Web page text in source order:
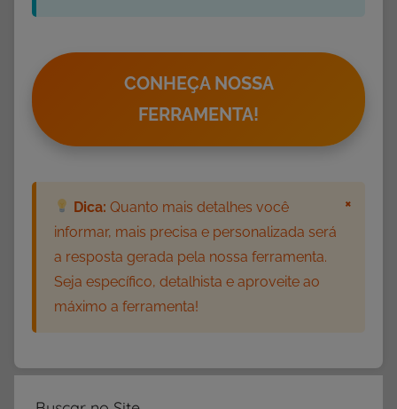
d
c
c
a
l
CONHEÇA NOSSA
FERRAMENTA!
Dica: Quanto mais detalhes você
informar, mais precisa e personalizada será
a resposta gerada pela nossa ferramenta.
Seja específico, detalhista e aproveite ao
máximo a ferramenta!
×